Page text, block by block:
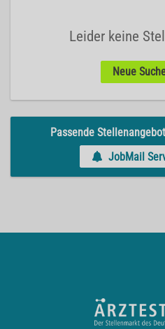
Leider keine
Neue
Passende
JobMail